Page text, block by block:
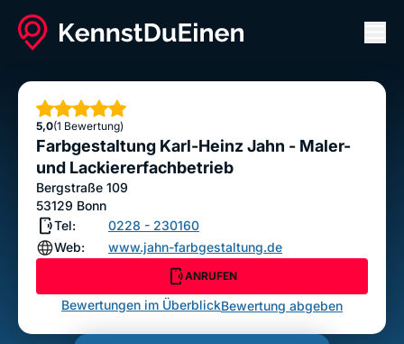
Farbgestaltung Karl-Heinz Jahn - Maler- und
Lackiererfachbetrieb
Bewertung abgeben
5,0
Sterne
(1 Bewertung)
Farbgestaltung Karl-Heinz Jahn - Maler-
und Lackiererfachbetrieb
Bergstraße 109
53129 Bonn
Tel:
0228 - 230160
Web:
www.jahn-farbgestaltung.de
ANRUFEN
Bewertungen im ÜberblickBewertung abgeben